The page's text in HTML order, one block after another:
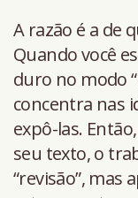
A razão é a de
Quando você
duro no modo
concentra nas
expô-las.
seu texto, o
“revisão”, mas